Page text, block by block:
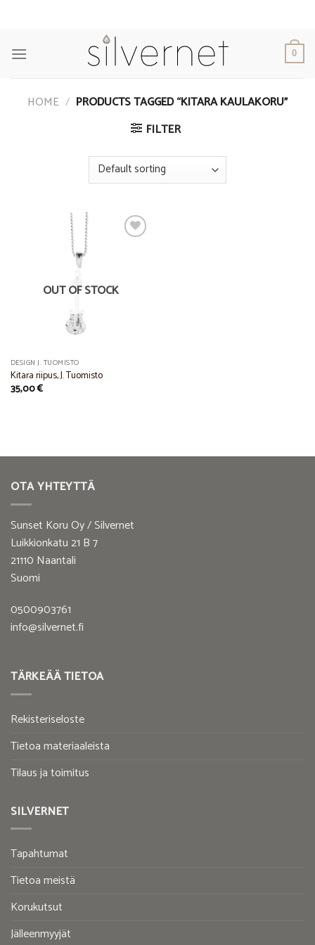
0
HOME / PRODUCTS TAGGED “KITARA KAULAKORU”
FILTER
OUT OF STOCK
DESIGN J. TUOMISTO
Kitara riipus, J. Tuomisto
35,00€
OTA YHTEYTTÄ
Sunset Koru Oy / Silvernet
Luikkionkatu 21 B 7
21110 Naantali
Suomi
0500903761
info@silvernet.fi
TÄRKEÄÄ TIETOA
Rekisteriseloste
Tietoa materiaaleista
Tilaus ja toimitus
SILVERNET
Tapahtumat
Tietoa meistä
Korukutsut
Jälleenmyyjät